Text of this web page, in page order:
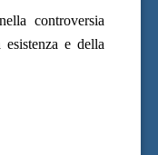
controversia
e della